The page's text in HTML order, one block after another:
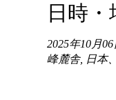
日時・
2025年10月
峰麓舎, 日本